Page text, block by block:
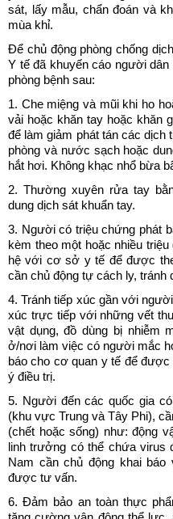
sát, lấy mẫu, chẩn đoán và
mùa khỉ.
Để chủ động phòng chống
Y tế đã khuyến cáo người
phòng bệnh sau:
1. Che miệng và mũi khi ho
vải hoặc khăn tay hoặc khăn
để làm giảm phát tán các dịch
phòng và nước sạch hoặc
hắt hơi. Không khạc nhổ bừa
2. Thường xuyên rửa tay
dung dịch sát khuẩn tay.
3. Người có triệu chứng phát
kèm theo một hoặc nhiều
hệ với cơ sở y tế để được
cần chủ động tự cách ly, tránh
4. Tránh tiếp xúc gần với
xúc trực tiếp với những vết
vật dụng, đồ dùng bị nhiễm
ở/nơi làm việc có người mắc
báo cho cơ quan y tế để
ý điều trị.
5. Người đến các quốc gia
(khu vực Trung và Tây Phi),
(chết hoặc sống) như: động
linh trưởng có thể chứa virus
Nam cần chủ động khai
được tư vấn.
6. Đảm bảo an toàn thực